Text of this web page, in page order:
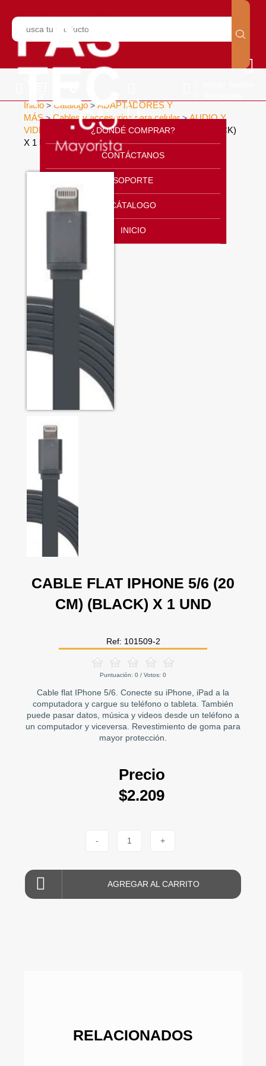
¿DONDÉ COMPRAR?
CONTÁCTANOS
SOPORTE
CÁTALOGO
INICIO
Inicio > Catálogo > ADAPTADORES Y
MÁS>Cables y accesorios para celular>AUDIO Y
VIDEO
CABLE FLAT IPHONE 5/6 (20 CM) (BLACK)
X 1 UND>
CABLE FLAT IPHONE 5/6 (20
CM) (BLACK) X 1 UND
Ref: 101509-2
Puntuación: 0 / Votos: 0
Cable flat IPhone 5/6. Conecte su iPhone, iPad a la
computadora y cargue su teléfono o tableta. También
puede pasar datos, música y videos desde un teléfono a
un computador y viceversa. Revestimiento de goma para
mayor protección.
Precio
$2.209
- 1 +
AGREGAR AL CARRITO
RELACIONADOS